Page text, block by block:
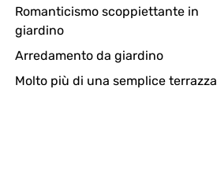
Romanticismo scoppiettante in
giardino
Arredamento da giardino
Molto più di una semplice terrazza